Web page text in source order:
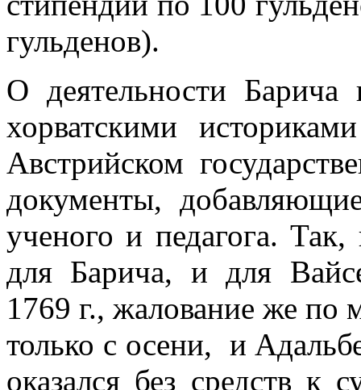
гульденов).
О деятельности
хорватскими
Австрийском
документы,
ученого и педагога.
для Барича, и для
1769 г., жалование же по
только с осени, и
оказался без средств к